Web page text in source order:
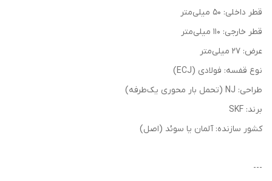
قطر داخلی: 50 میلی‌متر
قطر خارجی: 110 میلی‌متر
عرض: 27 میلی‌متر
نوع قفسه: فولادی (ECJ)
طراحی: NJ (تحمل بار محوری یک‌طرفه)
برند: SKF
کشور سازنده: آلمان یا سوئد (اصل)
---